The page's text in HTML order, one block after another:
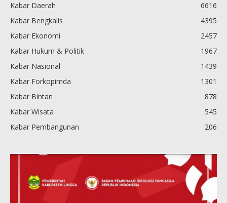
Kabar Daerah
6616
Kabar Bengkalis
4395
Kabar Ekonomi
2457
Kabar Hukum & Politik
1967
Kabar Nasional
1439
Kabar Forkopimda
1301
Kabar Bintan
878
Kabar Wisata
545
Kabar Pembangunan
206